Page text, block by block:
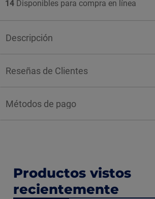
14 Disponibles para compra en línea
Descripción
Reseñas de Clientes
Métodos de pago
Productos vistos
recientemente